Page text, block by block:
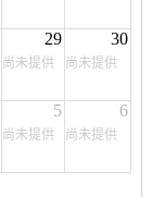
29
尚未提供
30
尚未提供
5
尚未提供
6
尚未提供